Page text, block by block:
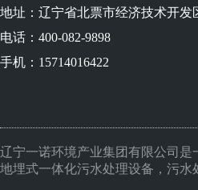
地址：辽宁省北票市经济技术开发
电话：400-082-9898
手机：15714016422
辽宁一诺环境产业集团有限公司
地埋式一体化污水处理设备，污